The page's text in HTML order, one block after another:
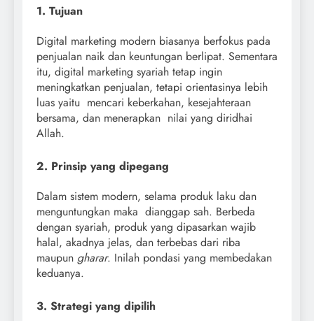
1. Tujuan
Digital marketing modern biasanya berfokus pada
penjualan naik dan keuntungan berlipat. Sementara
itu, digital marketing syariah tetap ingin
meningkatkan penjualan, tetapi orientasinya lebih
luas yaitu mencari keberkahan, kesejahteraan
bersama, dan menerapkan nilai yang diridhai
Allah.
2. Prinsip yang dipegang
Dalam sistem modern, selama produk laku dan
menguntungkan maka dianggap sah. Berbeda
dengan syariah, produk yang dipasarkan wajib
halal, akadnya jelas, dan terbebas dari riba
maupun gharar. Inilah pondasi yang membedakan
keduanya.
3. Strategi yang dipilih